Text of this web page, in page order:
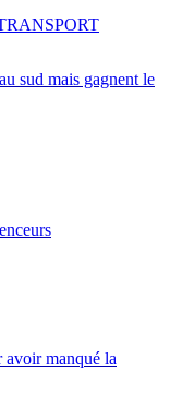
sud mais gagnent le
avoir manqué la